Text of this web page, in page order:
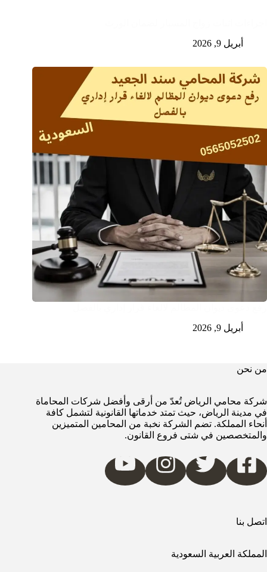
أبريل 9, 2026
أبريل 9, 2026
من نحن
شركة محامي الرياض تُعدّ من أرقى وأفضل شركات المحاماة
في مدينة الرياض، حيث تمتد خدماتها القانونية لتشمل كافة
أنحاء المملكة. تضم الشركة نخبة من المحامين المتميزين
والمتخصصين في شتى فروع القانون.
اتصل بنا
المملكة العربية السعودية